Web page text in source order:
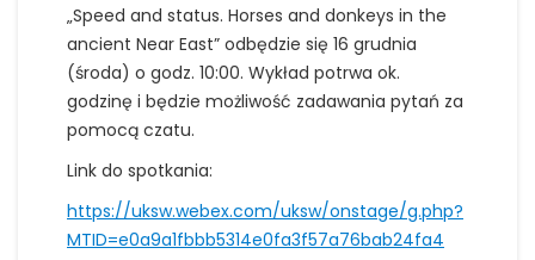
„Speed and status. Horses and donkeys in the
ancient Near East” odbędzie się 16 grudnia
(środa) o godz. 10:00. Wykład potrwa ok.
godzinę i będzie możliwość zadawania pytań za
pomocą czatu.
Link do spotkania:
https://uksw.webex.com/uksw/onstage/g.php?
MTID=e0a9a1fbbb5314e0fa3f57a76bab24fa4